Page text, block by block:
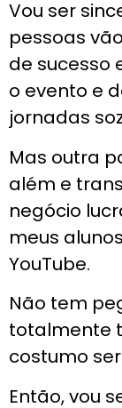
Vou ser
pessoas
de sucesso
o evento e
jornadas
Mas outra
além e
negócio
meus
YouTube.
Não tem
totalmente
costumo
Então, vou